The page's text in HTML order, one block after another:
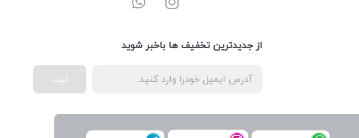
از جدیدترین تخفیف ها باخبر شوید
ثبت